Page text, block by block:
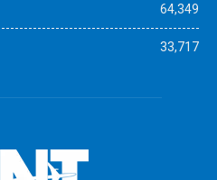
64,349
33,717